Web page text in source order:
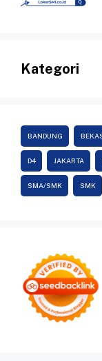
Kategori
BANDUNG
D4 JAKARTA
SMA/SMK SMK